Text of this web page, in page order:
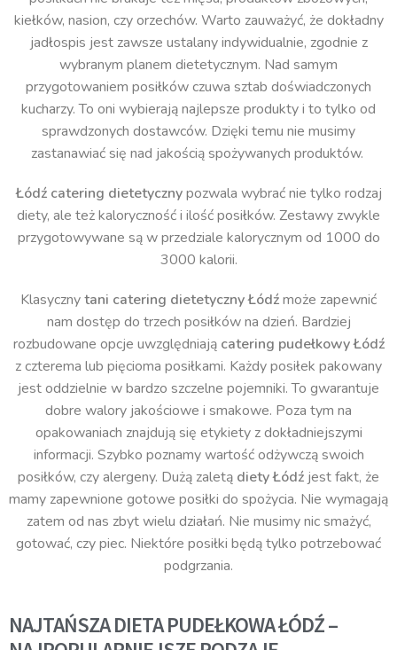
kiełków, nasion, czy orzechów. Warto zauważyć, że dokładny
jadłospis jest zawsze ustalany indywidualnie, zgodnie z
wybranym planem dietetycznym. Nad samym
przygotowaniem posiłków czuwa sztab doświadczonych
kucharzy. To oni wybierają najlepsze produkty i to tylko od
sprawdzonych dostawców. Dzięki temu nie musimy
zastanawiać się nad jakością spożywanych produktów.
Łódź catering dietetycznypozwala wybrać nie tylko rodzaj
diety, ale też kaloryczność i ilość posiłków. Zestawy zwykle
przygotowywane są w przedziale kalorycznym od 1000 do
3000 kalorii.
Klasycznytani catering dietetyczny Łódźmoże zapewnić
nam dostęp do trzech posiłków na dzień. Bardziej
rozbudowane opcje uwzględniają catering pudełkowy Łódź
z czterema lub pięcioma posiłkami. Każdy posiłek pakowany
jest oddzielnie w bardzo szczelne pojemniki. To gwarantuje
dobre walory jakościowe i smakowe. Poza tym na
opakowaniach znajdują się etykiety z dokładniejszymi
informacji. Szybko poznamy wartość odżywczą swoich
posiłków, czy alergeny. Dużą zaletą diety Łódź jest fakt, że
mamy zapewnione gotowe posiłki do spożycia. Nie wymagają
zatem od nas zbyt wielu działań. Nie musimy nic smażyć,
gotować, czy piec. Niektóre posiłki będą tylko potrzebować
podgrzania.
NAJTAŃSZA DIETA PUDEŁKOWA ŁÓDŹ –